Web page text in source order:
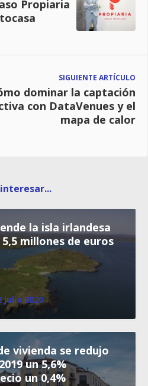
Propiaria
SIGUIENTE ARTÍCULO
dominar la captación
con DataVenues y el
mapa de calor
la isla irlandesa
5,5 millones de euros
julio 2020
vivienda se redujo
un 5,6%
un 0,4%